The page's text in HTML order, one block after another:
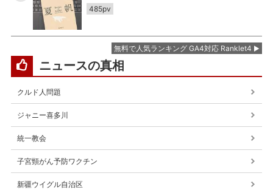
485pv
無料で人気ランキング GA4対応 Ranklet4
ニュースの真相
クルド人問題
ジャニー喜多川
統一教会
子宮頸がん予防ワクチン
新疆ウイグル自治区